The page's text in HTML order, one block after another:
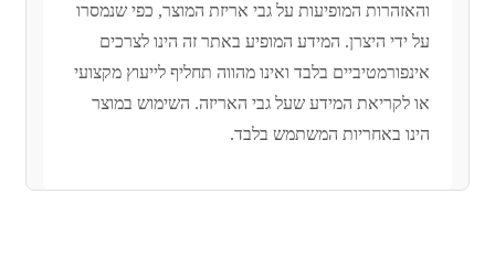
והאזהרות המופיעות על גבי אריזת המוצר, כפי שנמסרו
על ידי היצרן. המידע המופיע באתר זה הינו לצרכים
אינפורמטיביים בלבד ואינו מהווה תחליף לייעוץ מקצועי
או לקריאת המידע שעל גבי האריזה. השימוש במוצר
הינו באחריות המשתמש בלבד.